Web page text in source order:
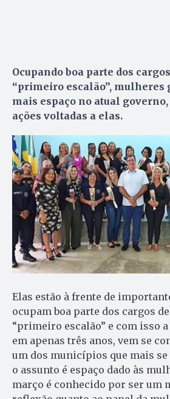
Ocupando boa parte dos
“primeiro escalão”, mulheres
mais espaço no atual
ações voltadas a elas.
Elas estão à frente de
ocupam boa parte dos cargos
“primeiro escalão” e com isso
em apenas três anos, vem se
um dos municípios que mais se
o assunto é espaço dado às
março é conhecido por ser um